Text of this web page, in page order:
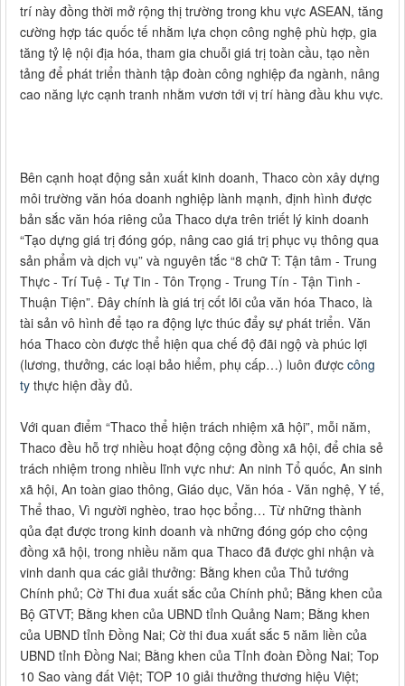
trí này đồng thời mở rộng thị trường trong khu vực ASEAN, tăng
cường hợp tác quốc tế nhằm lựa chọn công nghệ phù hợp, gia
tăng tỷ lệ nội địa hóa, tham gia chuỗi giá trị toàn cầu, tạo nền
tảng để phát triển thành tập đoàn công nghiệp đa ngành, nâng
cao năng lực cạnh tranh nhằm vươn tới vị trí hàng đầu khu vực.
Bên cạnh hoạt động sản xuất kinh doanh, Thaco còn xây dựng
môi trường văn hóa doanh nghiệp lành mạnh, định hình được
bản sắc văn hóa riêng của Thaco dựa trên triết lý kinh doanh
“Tạo dựng giá trị đóng góp, nâng cao giá trị phục vụ thông qua
sản phẩm và dịch vụ” và nguyên tắc “8 chữ T: Tận tâm - Trung
Thực - Trí Tuệ - Tự Tin - Tôn Trọng - Trung Tín - Tận Tình -
Thuận Tiện”. Đây chính là giá trị cốt lõi của văn hóa Thaco, là
tài sản vô hình để tạo ra động lực thúc đẩy sự phát triển. Văn
hóa Thaco còn được thể hiện qua chế độ đãi ngộ và phúc lợi
(lương, thưởng, các loại bảo hiểm, phụ cấp…) luôn được công
ty thực hiện đầy đủ.
Với quan điểm “Thaco thể hiện trách nhiệm xã hội”, mỗi năm,
Thaco đều hỗ trợ nhiều hoạt động cộng đồng xã hội, để chia sẻ
trách nhiệm trong nhiều lĩnh vực như: An ninh Tổ quốc, An sinh
xã hội, An toàn giao thông, Giáo dục, Văn hóa - Văn nghệ, Y tế,
Thể thao, Vì người nghèo, trao học bổng… Từ những thành
qủa đạt được trong kinh doanh và những đóng góp cho cộng
đồng xã hội, trong nhiều năm qua Thaco đã được ghi nhận và
vinh danh qua các giải thưởng: Bằng khen của Thủ tướng
Chính phủ; Cờ Thi đua xuất sắc của Chính phủ; Bằng khen của
Bộ GTVT; Bằng khen của UBND tỉnh Quảng Nam; Bằng khen
của UBND tỉnh Đồng Nai; Cờ thi đua xuất sắc 5 năm liền của
UBND tỉnh Đồng Nai; Bằng khen của Tỉnh đoàn Đồng Nai; Top
10 Sao vàng đất Việt; TOP 10 giải thưởng thương hiệu Việt;